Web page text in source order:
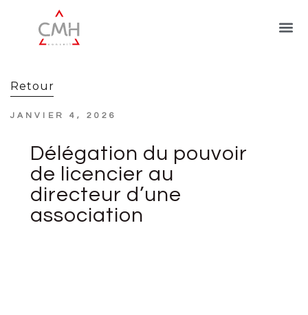
Retour
JANVIER 4, 2026
Délégation du pouvoir
de licencier au
directeur d’une
association